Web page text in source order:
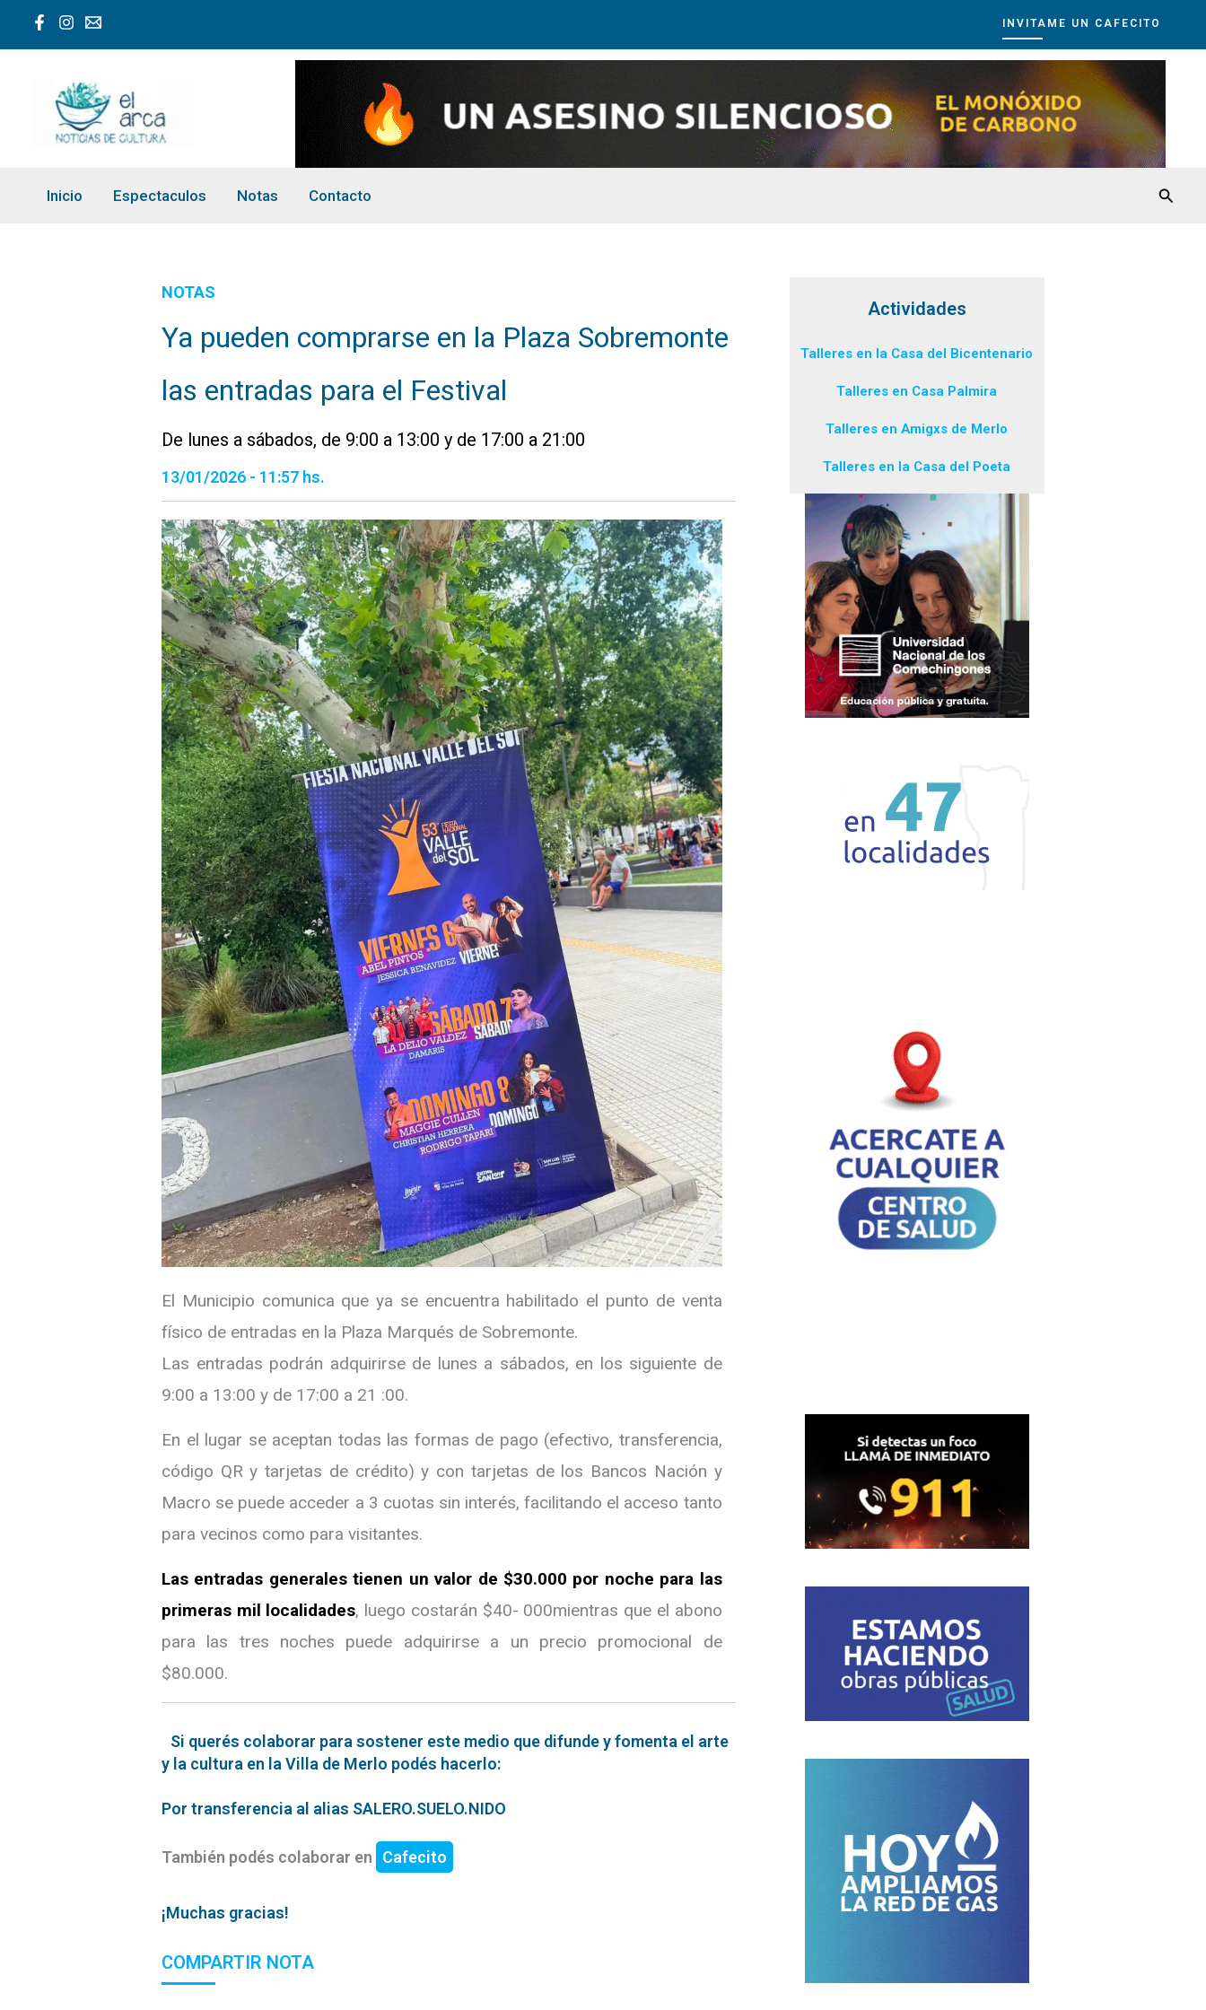
INVITAME UN CAFECITO
Inicio Espectaculos Notas Contacto
NOTAS
Ya pueden comprarse en la Plaza Sobremonte
las entradas para el Festival
De lunes a sábados, de 9:00 a 13:00 y de 17:00 a 21:00
13/01/2026 - 11:57 hs.
El Municipio comunica que ya se encuentra habilitado el punto de venta
físico de entradas en la Plaza Marqués de Sobremonte.
Las entradas podrán adquirirse de lunes a sábados, en los siguiente de
9:00 a 13:00 y de 17:00 a 21 :00.
En el lugar se aceptan todas las formas de pago (efectivo, transferencia,
código QR y tarjetas de crédito) y con tarjetas de los Bancos Nación y
Macro se puede acceder a 3 cuotas sin interés, facilitando el acceso tanto
para vecinos como para visitantes.
Las entradas generales tienen un valor de $30.000 por noche para las
primeras mil localidades, luego costarán $40- 000mientras que el abono
para las tres noches puede adquirirse a un precio promocional de
$80.000.
Si querés colaborar para sostener este medio que difunde y fomenta el arte
y la cultura en la Villa de Merlo podés hacerlo:
Por transferencia al alias SALERO.SUELO.NIDO
También podés colaborar en Cafecito
¡Muchas gracias!
COMPARTIR NOTA
Actividades
Talleres en la Casa del Bicentenario
Talleres en Casa Palmira
Talleres en Amigxs de Merlo
Talleres en la Casa del Poeta